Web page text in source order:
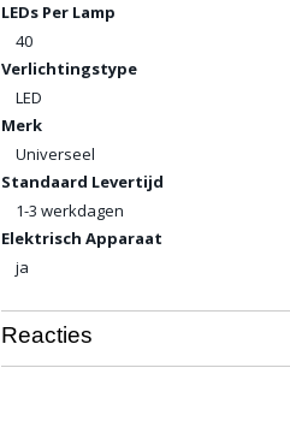
LEDs Per Lamp
40
Verlichtingstype
LED
Merk
Universeel
Standaard Levertijd
1-3 werkdagen
Elektrisch Apparaat
ja
Reacties